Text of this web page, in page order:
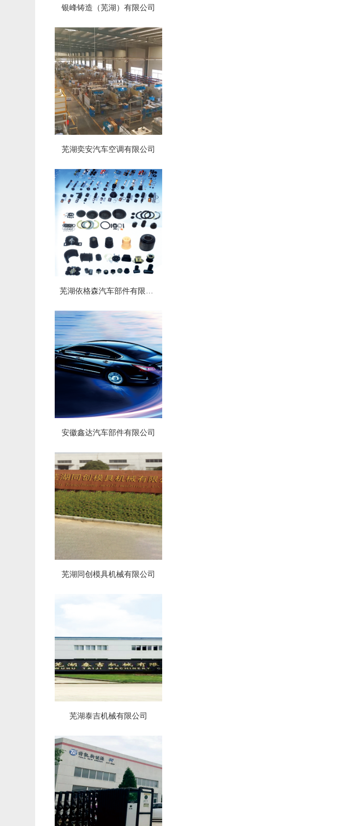
银峰铸造（芜湖）有限公司
芜湖奕安汽车空调有限公司
芜湖依格森汽车部件有限公司
安徽鑫达汽车部件有限公司
芜湖同创模具机械有限公司
芜湖泰吉机械有限公司